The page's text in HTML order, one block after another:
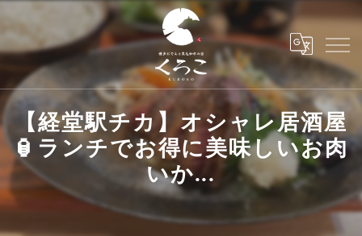
【経堂駅チカ】オシャレ居酒屋
🏮ランチでお得に美味しいお肉
いか...